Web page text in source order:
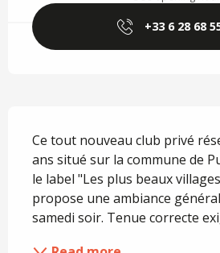
+33 6 28 68
Ce tout nouveau club privé
ans situé sur la commune de
le label "Les plus beaux
propose une ambiance
samedi soir. Tenue correcte